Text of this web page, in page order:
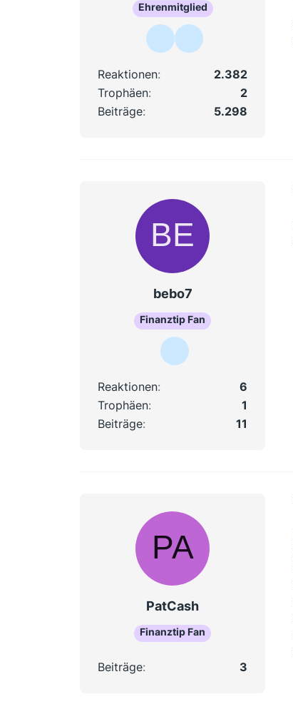
Ehrenmitglied
Reaktionen
2.382
Trophäen
2
Beiträge
5.298
bebo7
Finanztip Fan
Reaktionen
6
Trophäen
1
Beiträge
11
PatCash
Finanztip Fan
Beiträge 3